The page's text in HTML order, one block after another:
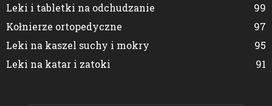
Leki i tabletki na odchudzanie
99
Kołnierze ortopedyczne
97
Leki na kaszel suchy i mokry
95
Leki na katar i zatoki
91